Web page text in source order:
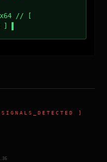
// [
]
]
36